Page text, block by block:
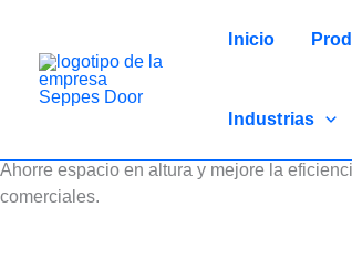
contenido
Inicio
Industrias
Ahorre espacio en altura y mejore la
comerciales.